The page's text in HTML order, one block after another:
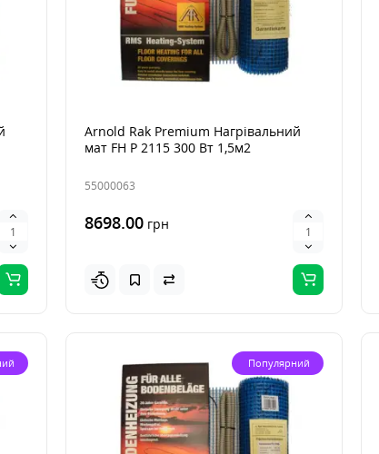
Arnold Rak Premium Нагрівальний
мат FH Р 2115 300 Вт 1,5м2
55000063
8698.00 грн
Популярний